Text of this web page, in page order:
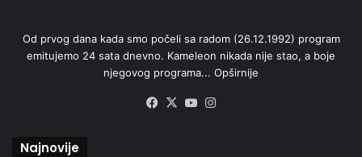
Od prvog dana kada smo počeli sa radom (26.12.1992) program
emitujemo 24 sata dnevno. Kameleon nikada nije stao, a boje
njegovog programa... Opširnije
Facebook
X YouTube
Najnovije